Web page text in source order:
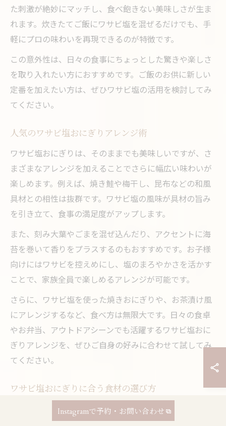
た刺激が絶妙にマッチし、食べ飽きない美味しさが生ま
れます。炊きたてご飯にワサビ塩を混ぜるだけでも、手
軽にプロの味わいを再現できるのが特徴です。
この意外性は、日々の食事にちょっとした驚きや楽しさ
を取り入れたい方におすすめです。ご飯のお供に新しい
定番を加えたい方は、ぜひワサビ塩の活用を検討してみ
てください。
人気のワサビ塩おにぎりアレンジ術
ワサビ塩おにぎりは、そのままでも美味しいですが、さ
まざまなアレンジを加えることでさらに幅広い味わいが
楽しめます。例えば、焼き鮭や梅干し、昆布などの和風
具材との相性は抜群です。ワサビ塩の風味が具材の旨み
を引き立て、食事の満足度がアップします。
また、刻み大葉やごまを混ぜ込んだり、アクセントに海
苔を巻いて香りをプラスするのもおすすめです。お子様
向けにはワサビを控えめにし、塩のまろやかさを活かす
ことで、家族全員で楽しめるアレンジが可能です。
さらに、ワサビ塩を使った焼きおにぎりや、お茶漬け風
にアレンジするなど、食べ方は無限大です。日々の食卓
やお弁当、アウトドアシーンでも活躍するワサビ塩おに
ぎりアレンジを、ぜひご自身の好みに合わせて試してみ
てください。
ワサビ塩おにぎりに合う食材の選び方
ワサビ塩おにぎりに合う食材を選ぶ際は、ワサビの爽や
かな辛味と塩の旨みを活かせるものがおすすめです。特
Instagramで予約・お問い合わせ